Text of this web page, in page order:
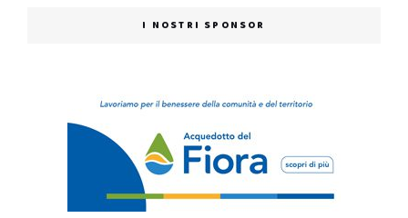
I NOSTRI SPONSOR